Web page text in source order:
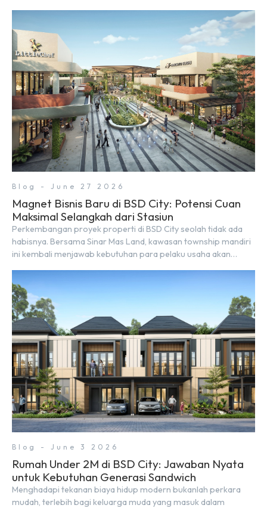
sekitar yang rindang, estetik, dan menenangkan. Sebagai
kawasan township terpadu, BSD City terus bertransformasi
menjadi area hunian modern yang sangat mendukung […]
Blog - June 27 2026
Magnet Bisnis Baru di BSD City: Potensi Cuan
Maksimal Selangkah dari Stasiun
Perkembangan proyek properti di BSD City seolah tidak ada
habisnya. Bersama Sinar Mas Land, kawasan township mandiri
ini kembali menjawab kebutuhan para pelaku usaha akan
Alley Walk. Ruko terbaru di BSD City ini datang dengan
keunggulan geografis yang sangat strategis. Letaknya
menempel langsung dengan dua pusat pergerakan massa […]
Blog - June 3 2026
Rumah Under 2M di BSD City: Jawaban Nyata
untuk Kebutuhan Generasi Sandwich
Menghadapi tekanan biaya hidup modern bukanlah perkara
mudah, terlebih bagi keluarga muda yang masuk dalam